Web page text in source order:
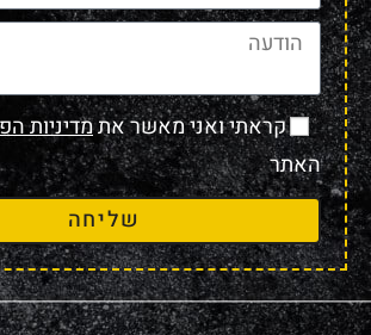
קראתי ואני מאשר אתמדיניות
האתר
שליחה